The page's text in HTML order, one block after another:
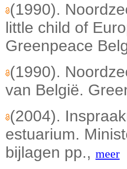
(1990).
little child of
Greenpeace
(1990).
van België.
(2004).
estuarium.
bijlagen pp., meer